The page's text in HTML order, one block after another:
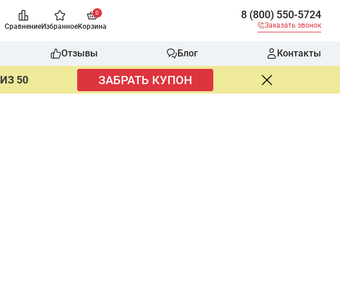
СравнениеИзбранное
0
Корзина
8 (800) 550-5724
Заказать звонок
Отзывы Блог Контакты
50 ЗАБРАТЬ КУПОН